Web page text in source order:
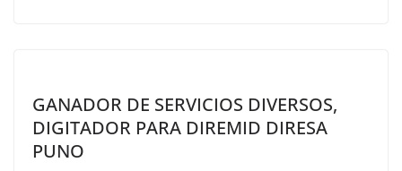
GANADOR DE SERVICIOS DIVERSOS,
DIGITADOR PARA DIREMID DIRESA
PUNO